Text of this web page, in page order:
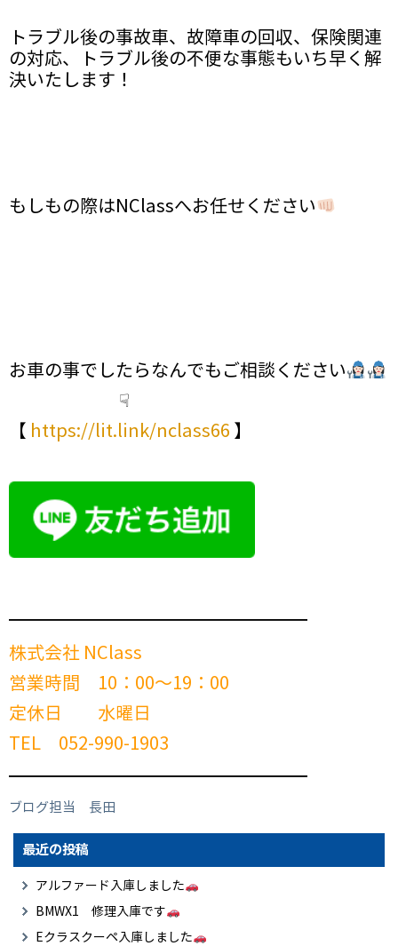
トラブル後の事故車、故障車の回収、保険関連
の対応、トラブル後の不便な事態もいち早く解
決いたします！
もしもの際はNClassへお任せください
お車の事でしたらなんでもご相談ください
☟
【 https://lit.link/nclass66 】
━━━━━━━━━━━━━━━━━━━━━━━━
株式会社 NClass
営業時間 10：00～19：00
定休日 水曜日
TEL 052-990-1903
━━━━━━━━━━━━━━━━━━━━━━━━
ブログ担当 長田
最近の投稿
アルファード入庫しました
BMWX1 修理入庫です
Eクラスクーペ入庫しました